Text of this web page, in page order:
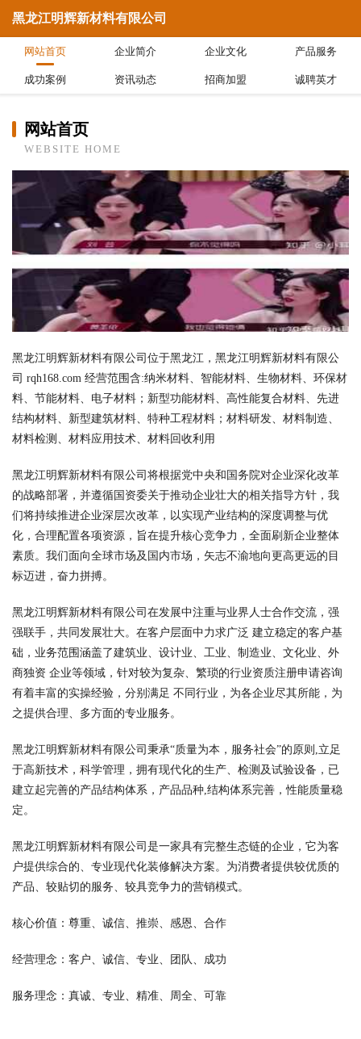
黑龙江明辉新材料有限公司
网站首页 企业简介 企业文化 产品服务
成功案例 资讯动态 招商加盟 诚聘英才
网站首页
WEBSITE HOME
黑龙江明辉新材料有限公司位于黑龙江，黑龙江明辉新材料有限公
司 rqh168.com 经营范围含:纳米材料、智能材料、生物材料、环保材
料、节能材料、电子材料；新型功能材料、高性能复合材料、先进
结构材料、新型建筑材料、特种工程材料；材料研发、材料制造、
材料检测、材料应用技术、材料回收利用
黑龙江明辉新材料有限公司将根据党中央和国务院对企业深化改革
的战略部署，并遵循国资委关于推动企业壮大的相关指导方针，我
们将持续推进企业深层次改革，以实现产业结构的深度调整与优
化，合理配置各项资源，旨在提升核心竞争力，全面刷新企业整体
素质。我们面向全球市场及国内市场，矢志不渝地向更高更远的目
标迈进，奋力拼搏。
黑龙江明辉新材料有限公司在发展中注重与业界人士合作交流，强
强联手，共同发展壮大。在客户层面中力求广泛 建立稳定的客户基
础，业务范围涵盖了建筑业、设计业、工业、制造业、文化业、外
商独资 企业等领域，针对较为复杂、繁琐的行业资质注册申请咨询
有着丰富的实操经验，分别满足 不同行业，为各企业尽其所能，为
之提供合理、多方面的专业服务。
黑龙江明辉新材料有限公司秉承“质量为本，服务社会”的原则,立足
于高新技术，科学管理，拥有现代化的生产、检测及试验设备，已
建立起完善的产品结构体系，产品品种,结构体系完善，性能质量稳
定。
黑龙江明辉新材料有限公司是一家具有完整生态链的企业，它为客
户提供综合的、专业现代化装修解决方案。为消费者提供较优质的
产品、较贴切的服务、较具竞争力的营销模式。
核心价值：尊重、诚信、推崇、感恩、合作
经营理念：客户、诚信、专业、团队、成功
服务理念：真诚、专业、精准、周全、可靠